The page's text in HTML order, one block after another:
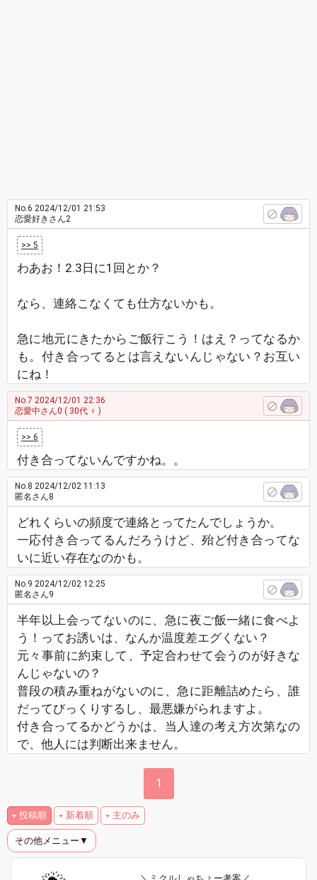
No.6 2024/12/01 21:53
恋愛好きさん2
>> 5
わあお！2.3日に1回とか？
なら、連絡こなくても仕方ないかも。
急に地元にきたからご飯行こう！はえ？ってなるか
も。付き合ってるとは言えないんじゃない？お互い
にね！
No.7 2024/12/01 22:36
恋愛中さん0 ( 30代 ♀ )
>> 6
付き合ってないんですかね。。
No.8 2024/12/02 11:13
匿名さん8
どれくらいの頻度で連絡とってたんでしょうか。
一応付き合ってるんだろうけど、殆ど付き合ってな
いに近い存在なのかも。
No.9 2024/12/02 12:25
匿名さん9
半年以上会ってないのに、急に夜ご飯一緒に食べよ
う！ってお誘いは、なんか温度差エグくない？
元々事前に約束して、予定合わせて会うのが好きな
んじゃないの？
普段の積み重ねがないのに、急に距離詰めたら、誰
だってびっくりするし、最悪嫌がられますよ。
付き合ってるかどうかは、当人達の考え方次第なの
で、他人には判断出来ません。
1
投稿順 新着順 主のみ
その他メニュー▼